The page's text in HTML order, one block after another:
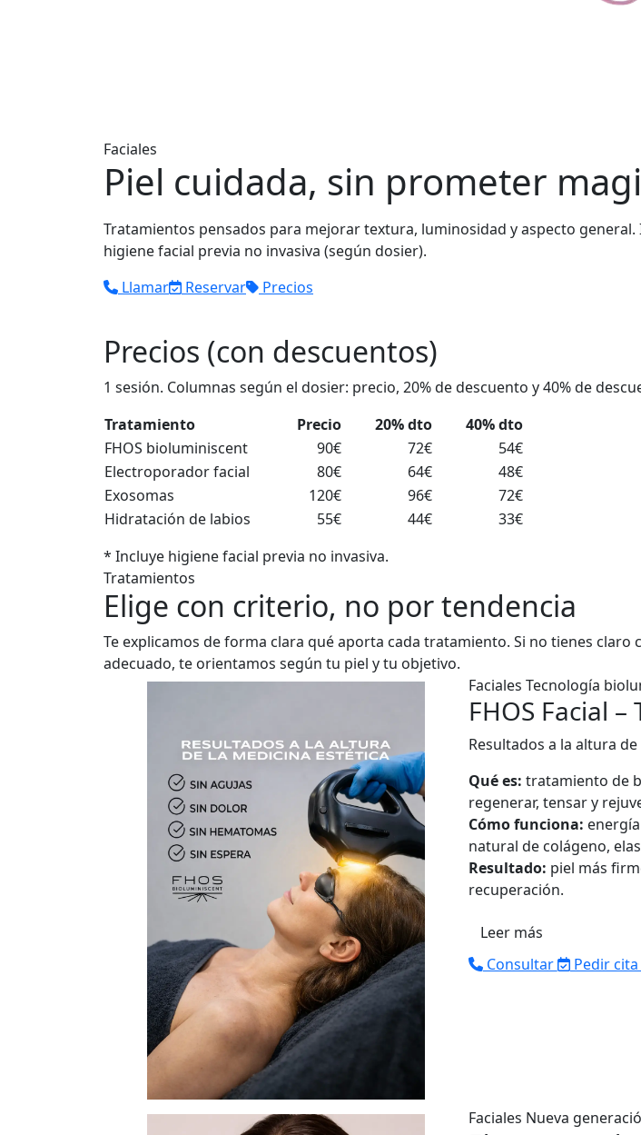
Faciales
Piel cuidada, sin prometer
Tratamientos pensados para mejorar textura, luminosidad y aspecto general.
higiene facial previa no invasiva (según dosier).
Llamar
Reservar Precios
Precios (con descuentos)
1 sesión. Columnas según el dosier: precio, 20% de descuento y 40% de
Tratamiento
Precio 20% dto
40% dto
FHOS bioluminiscent
90€ 72€
54€
Electroporador facial
80€ 64€
48€
Exosomas
120€ 96€
72€
Hidratación de labios
55€ 44€
33€
* Incluye higiene facial previa no invasiva.
Tratamientos
Elige con criterio, no por tendencia
Te explicamos de forma clara qué aporta cada tratamiento. Si no tienes claro
adecuado, te orientamos según tu piel y tu objetivo.
Faciales Tecnología
FHOS Facial
Resultados a la altura
Qué es: tratamiento de
regenerar, tensar y
Cómo funciona:
natural de colágeno,
Resultado: piel más
recuperación.
Leer más
Consultar
Pedir cita
Faciales Nueva